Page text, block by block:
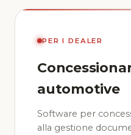
PER I DEALER
automotive
Software per
alla gestione